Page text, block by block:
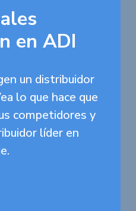
en ADI
un distribuidor
lo que hace que
competidores y
líder en